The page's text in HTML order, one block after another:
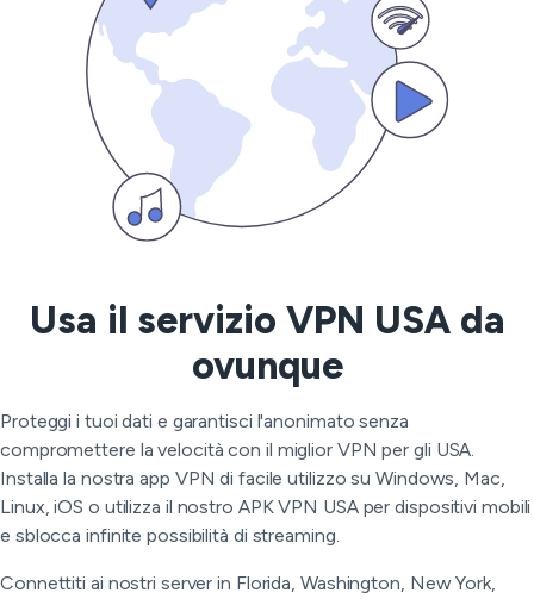
Usa il servizio VPN USA da
ovunque
Proteggi i tuoi dati e garantisci l'anonimato senza
compromettere la velocità con il miglior VPN per gli USA.
Installa la nostra app VPN di facile utilizzo su Windows, Mac,
Linux, iOS o utilizza il nostro APK VPN USA per dispositivi mobili
e sblocca infinite possibilità di streaming.
Connettiti ai nostri server in Florida, Washington, New York,